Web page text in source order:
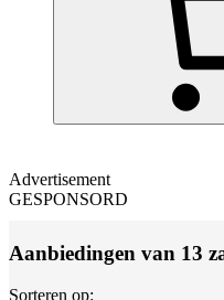
Advertisement
GESPONSORD
Aanbiedingen van 13
Sorteren op: